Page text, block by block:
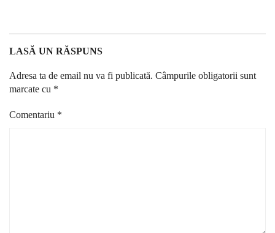
LASĂ UN RĂSPUNS
Adresa ta de email nu va fi publicată. Câmpurile obligatorii sunt
marcate cu *
Comentariu *